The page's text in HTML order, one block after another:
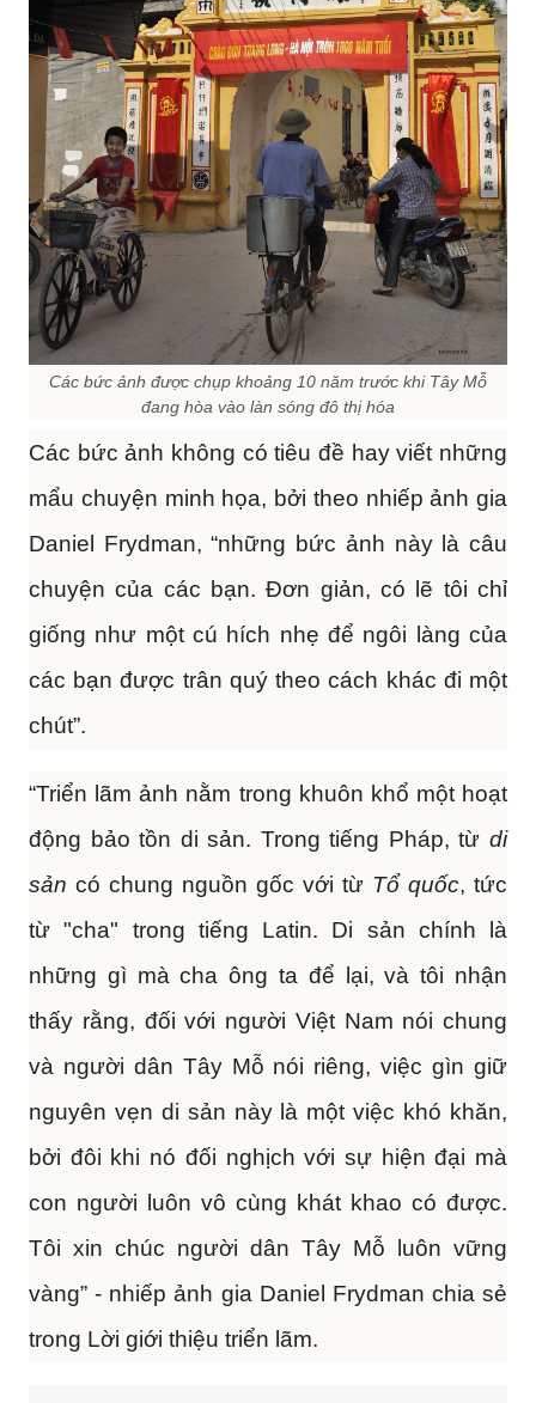
Các bức ảnh được chụp khoảng 10 năm trước khi Tây Mỗ
đang hòa vào làn sóng đô thị hóa
Các bức ảnh không có tiêu đề hay viết những
mẩu chuyện minh họa, bởi theo nhiếp ảnh gia
Daniel Frydman, “những bức ảnh này là câu
chuyện của các bạn. Đơn giản, có lẽ tôi chỉ
giống như một cú hích nhẹ để ngôi làng của
các bạn được trân quý theo cách khác đi một
chút”.
“Triển lãm ảnh nằm trong khuôn khổ một hoạt
động bảo tồn di sản. Trong tiếng Pháp, từ di
sản có chung nguồn gốc với từ Tổ quốc, tức
từ "cha" trong tiếng Latin. Di sản chính là
những gì mà cha ông ta để lại, và tôi nhận
thấy rằng, đối với người Việt Nam nói chung
và người dân Tây Mỗ nói riêng, việc gìn giữ
nguyên vẹn di sản này là một việc khó khăn,
bởi đôi khi nó đối nghịch với sự hiện đại mà
con người luôn vô cùng khát khao có được.
Tôi xin chúc người dân Tây Mỗ luôn vững
vàng” - nhiếp ảnh gia Daniel Frydman chia sẻ
trong Lời giới thiệu triển lãm.